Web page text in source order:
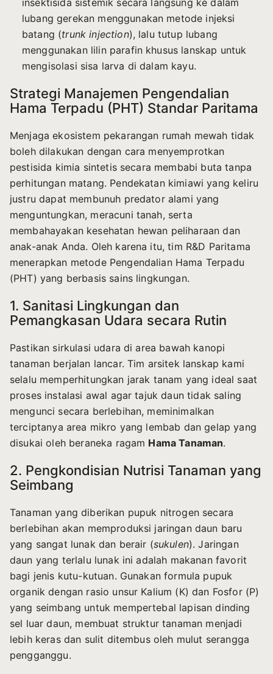
insektisida sistemik secara langsung ke dalam
lubang gerekan menggunakan metode injeksi
batang (trunk injection), lalu tutup lubang
menggunakan lilin parafin khusus lanskap untuk
mengisolasi sisa larva di dalam kayu.
Strategi Manajemen Pengendalian
Hama Terpadu (PHT) Standar Paritama
Menjaga ekosistem pekarangan rumah mewah tidak
boleh dilakukan dengan cara menyemprotkan
pestisida kimia sintetis secara membabi buta tanpa
perhitungan matang. Pendekatan kimiawi yang keliru
justru dapat membunuh predator alami yang
menguntungkan, meracuni tanah, serta
membahayakan kesehatan hewan peliharaan dan
anak-anak Anda. Oleh karena itu, tim R&D Paritama
menerapkan metode Pengendalian Hama Terpadu
(PHT) yang berbasis sains lingkungan.
1. Sanitasi Lingkungan dan
Pemangkasan Udara secara Rutin
Pastikan sirkulasi udara di area bawah kanopi
tanaman berjalan lancar. Tim arsitek lanskap kami
selalu memperhitungkan jarak tanam yang ideal saat
proses instalasi awal agar tajuk daun tidak saling
mengunci secara berlebihan, meminimalkan
terciptanya area mikro yang lembab dan gelap yang
disukai oleh beraneka ragam Hama Tanaman.
2. Pengkondisian Nutrisi Tanaman yang
Seimbang
Tanaman yang diberikan pupuk nitrogen secara
berlebihan akan memproduksi jaringan daun baru
yang sangat lunak dan berair (sukulen). Jaringan
daun yang terlalu lunak ini adalah makanan favorit
bagi jenis kutu-kutuan. Gunakan formula pupuk
organik dengan rasio unsur Kalium (K) dan Fosfor (P)
yang seimbang untuk mempertebal lapisan dinding
sel luar daun, membuat struktur tanaman menjadi
lebih keras dan sulit ditembus oleh mulut serangga
pengganggu.